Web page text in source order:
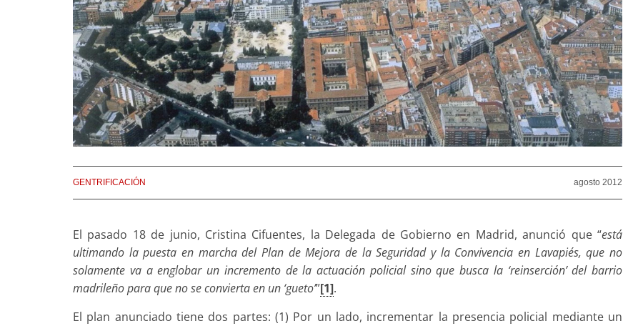
agosto 2012
GENTRIFICACIÓN
El pasado 18 de junio, Cristina Cifuentes, la Delegada de Gobierno en Madrid, anunció que “está
ultimando la puesta en marcha del Plan de Mejora de la Seguridad y la Convivencia en Lavapiés, que no
solamente va a englobar un incremento de la actuación policial sino que busca la ‘reinserción’ del barrio
madrileño para que no se convierta en un ‘gueto’”[1].
El plan anunciado tiene dos partes: (1) Por un lado, incrementar la presencia policial mediante un